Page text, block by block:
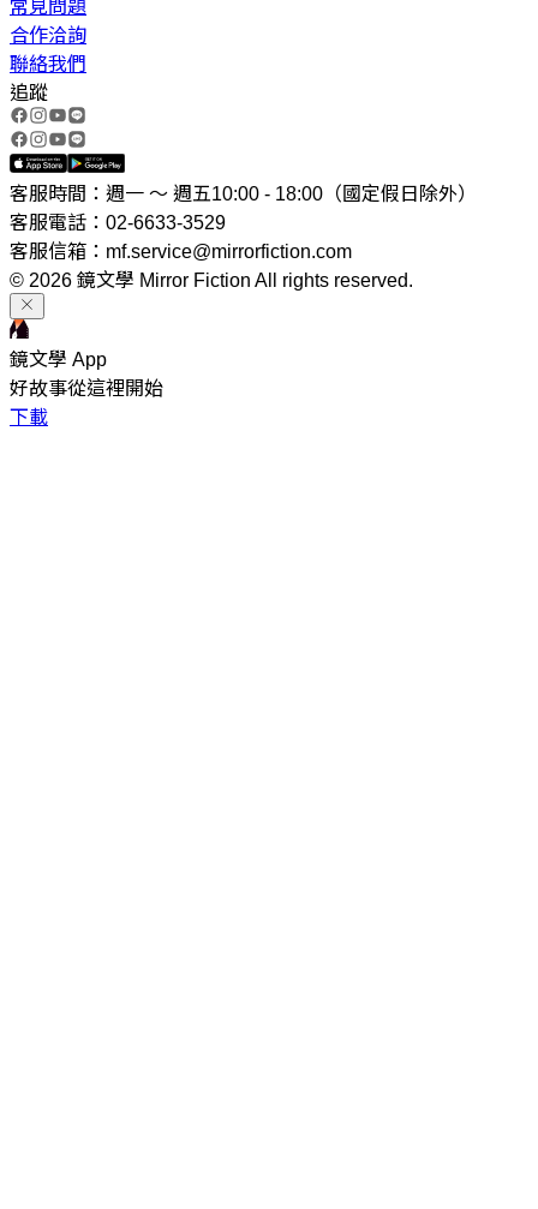
常見問題
合作洽詢
聯絡我們
追蹤
客服時間：週一 ～ 週五10:00 - 18:00（國定假日除外）
客服電話：02-6633-3529
客服信箱：mf.service@mirrorfiction.com
© 2026 鏡文學 Mirror Fiction All rights reserved.
鏡文學 App
好故事從這裡開始
下載